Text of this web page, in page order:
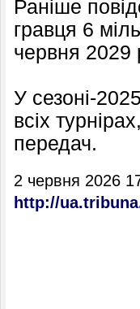
Раніше
гравця 6
червня 2029
У сезоні-
всіх
передач.
2 червня 2026
http://